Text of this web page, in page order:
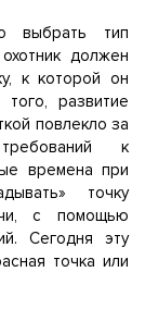
выбрать тип
должен
к которой он
развитие
повлекло за
к
времена при
точку
с помощью
Сегодня эту
точка или